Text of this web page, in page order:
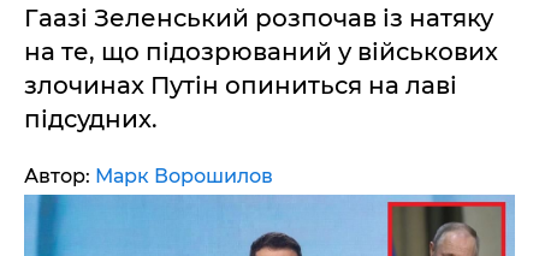
Гаазі Зеленський розпочав із натяку
на те, що підозрюваний у військових
злочинах Путін опиниться на лаві
підсудних.
Автор: Марк Ворошилов